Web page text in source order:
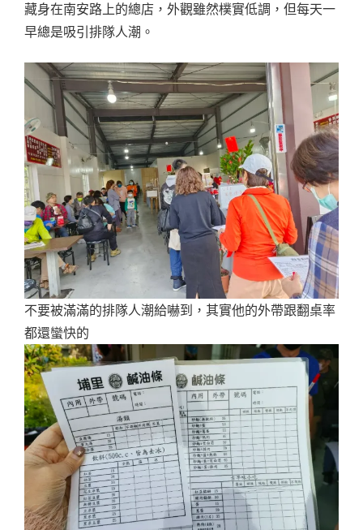
藏身在南安路上的總店，外觀雖然樸實低調，但每天一
早總是吸引排隊人潮。
不要被滿滿的排隊人潮給嚇到，其實他的外帶跟翻桌率
都還蠻快的